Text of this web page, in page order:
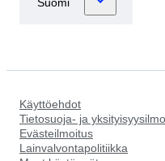
Käyttöehdot
Tietosuoja- ja
Evästeilmoitus
Lainvalvontapolitiikka